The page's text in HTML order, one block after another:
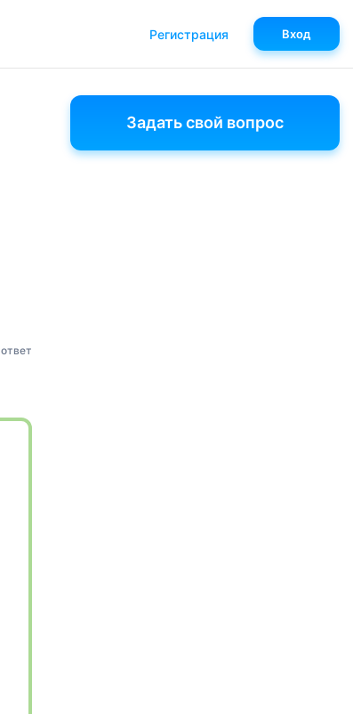
ответ
Задать свой вопрос
Регистрация Вход